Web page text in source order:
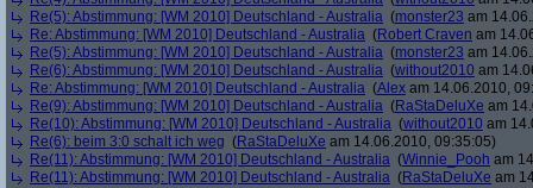
Re(5): Abstimmung: [WM 2010] Deutschland - Australia (monster23 am
Re: Abstimmung: [WM 2010] Deutschland - Australia (Robert Craven am
Re(5): Abstimmung: [WM 2010] Deutschland - Australia (monster23 am
Re(6): Abstimmung: [WM 2010] Deutschland - Australia (without2010 am
Re: Abstimmung: [WM 2010] Deutschland - Australia (Alex am 14.06.2010,
Re(9): Abstimmung: [WM 2010] Deutschland - Australia (RaStaDeluXe am
Re(10): Abstimmung: [WM 2010] Deutschland - Australia (without2010 am
Re(6): beim 3:0 schalt ich weg (RaStaDeluXe am 14.06.2010, 09:35:05)
Re(11): Abstimmung: [WM 2010] Deutschland - Australia (Winnie_Pooh am
Re(11): Abstimmung: [WM 2010] Deutschland - Australia (RaStaDeluXe am